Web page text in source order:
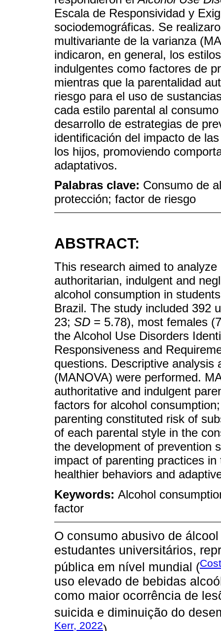
Escala de Responsividad y
sociodemográficas. Se
multivariante de la varianza
indicaron, en general, los
indulgentes como factores de
mientras que la parentalidad
riesgo para el uso de
cada estilo parental al
desarrollo de estrategias de
identificación del impacto de
los hijos, promoviendo
adaptativos.
Palabras clave: Consumo de
protección; factor de riesgo
ABSTRACT:
This research aimed to
authoritarian, indulgent and
alcohol consumption in
Brazil. The study included 392
23; SD = 5.78), most females
the Alcohol Use Disorders
Responsiveness and
questions. Descriptive analysis
(MANOVA) were performed.
authoritative and indulgent
factors for alcohol
parenting constituted risk of
of each parental style in the
the development of prevention
impact of parenting practices
healthier behaviors and
Keywords: Alcohol
factor
O consumo abusivo de
estudantes universitários,
pública em nível mundial (
uso elevado de bebidas
como maior ocorrência de
suicida e diminuição do
Kerr, 2022